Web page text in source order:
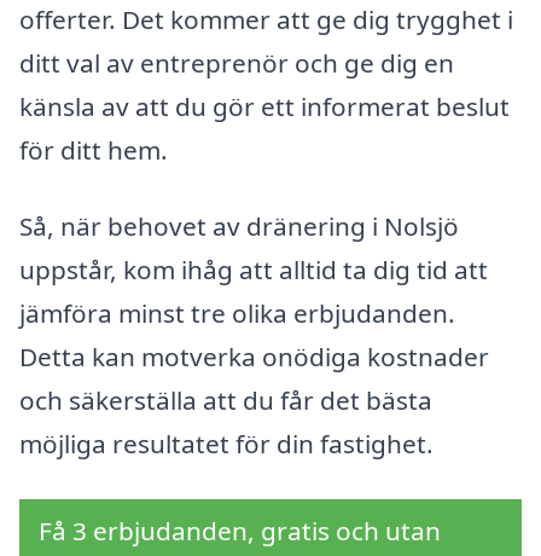
offerter. Det kommer att ge dig trygghet i
ditt val av entreprenör och ge dig en
känsla av att du gör ett informerat beslut
för ditt hem.
Så, när behovet av dränering i Nolsjö
uppstår, kom ihåg att alltid ta dig tid att
jämföra minst tre olika erbjudanden.
Detta kan motverka onödiga kostnader
och säkerställa att du får det bästa
möjliga resultatet för din fastighet.
Få 3 erbjudanden, gratis och utan